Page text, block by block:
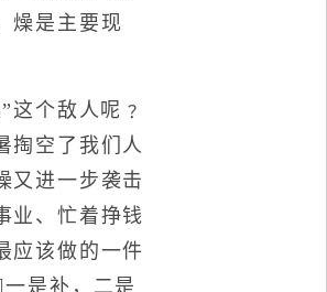
燥是主要现
个敌人呢﹖
掏空了我们人
又进一步袭击
业、忙着挣钱
应该做的一件
是补，二是